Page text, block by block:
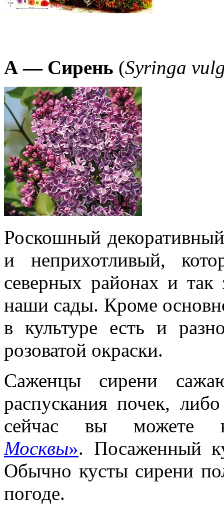
А — Сирень (Syringa
Роскошный
и неприхотливый,
северных районах и так
наши сады. Кроме
в культуре есть и
розоватой окраски.
Саженцы сирени
распускания почек,
сейчас вы можете
Москвы». Посаженный
Обычно кусты сирени
погоде.